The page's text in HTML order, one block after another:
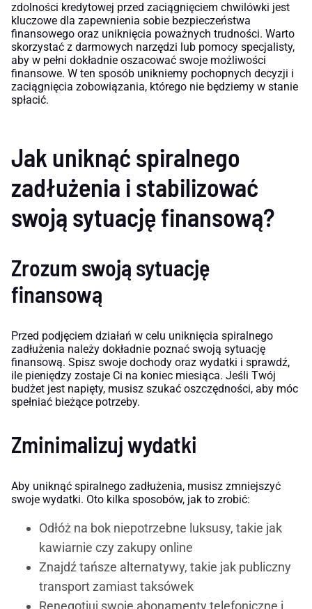
zdolności kredytowej przed zaciągnięciem chwilówki jest
kluczowe dla zapewnienia sobie bezpieczeństwa
finansowego oraz uniknięcia poważnych trudności. Warto
skorzystać z darmowych narzędzi lub pomocy specjalisty,
aby w pełni dokładnie oszacować swoje możliwości
finansowe. W ten sposób unikniemy pochopnych decyzji i
zaciągnięcia zobowiązania, którego nie będziemy w stanie
spłacić.
Jak uniknąć spiralnego
zadłużenia i stabilizować
swoją sytuację finansową?
Zrozum swoją sytuację
finansową
Przed podjęciem działań w celu uniknięcia spiralnego
zadłużenia należy dokładnie poznać swoją sytuację
finansową. Spisz swoje dochody oraz wydatki i sprawdź,
ile pieniędzy zostaje Ci na koniec miesiąca. Jeśli Twój
budżet jest napięty, musisz szukać oszczędności, aby móc
spełniać bieżące potrzeby.
Zminimalizuj wydatki
Aby uniknąć spiralnego zadłużenia, musisz zmniejszyć
swoje wydatki. Oto kilka sposobów, jak to zrobić:
Odłóż na bok niepotrzebne luksusy, takie jak
kawiarnie czy zakupy online
Znajdź tańsze alternatywy, takie jak publiczny
transport zamiast taksówek
Renegotiuj swoje abonamenty telefoniczne i